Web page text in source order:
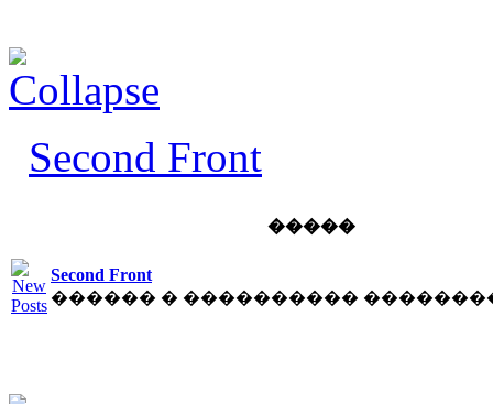
Second Front
�����
Second Front
������ � ����������